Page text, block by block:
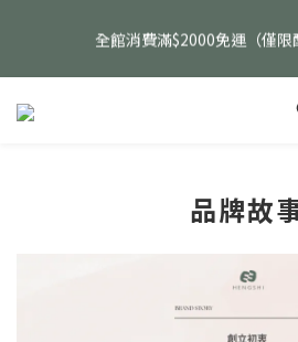
品除外）
全館消費滿$2000免運（僅限
父親節活動｜指定品項任選兩件88折（
品牌故